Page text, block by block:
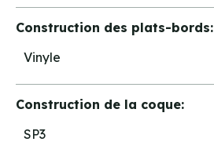
Construction des plats-bords:
Vinyle
Construction de la coque:
SP3